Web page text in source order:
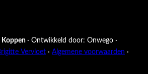
Koppen · Ontwikkeld door: Onwego ·
Vervloet · Algemene voorwaarden ·